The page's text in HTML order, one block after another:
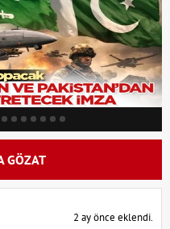
GÖZAT
2 ay önce eklendi.